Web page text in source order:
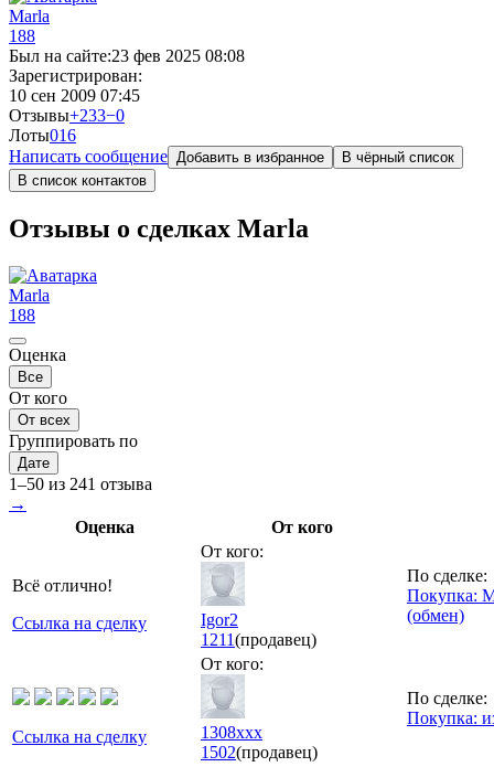
Marla
188
Был на сайте:23 фев 2025 08:08
Зарегистрирован:
10 сен 2009 07:45
Отзывы+233−0
Лоты016
Написать сообщение Добавить в избранное
В чёрный список
В список контактов
Отзывы о сделках Marla
Marla
188
Оценка
Все
От кого
От всех
Группировать по
Дате
1–50 из 241 отзыва
→
Оценка
От кого
Всё отлично!
Ссылка на сделку
От кого:
Igor2
1211(продавец)
По сделке:
Покупка:
(обмен)
Ссылка на сделку
От кого:
1308xxx
1502(продавец)
По сделке:
Покупка: